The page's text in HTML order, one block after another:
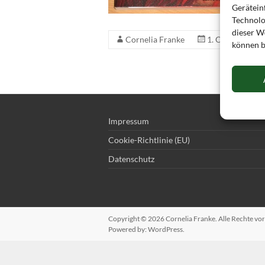
dieser
können
Cornelia Franke 1. Oktober 2013
Impressum
Cookie-Richtlinie (EU)
Datenschutz
Copyright © 2026Cornelia Franke. Alle Rechte
Powered by: WordPress.